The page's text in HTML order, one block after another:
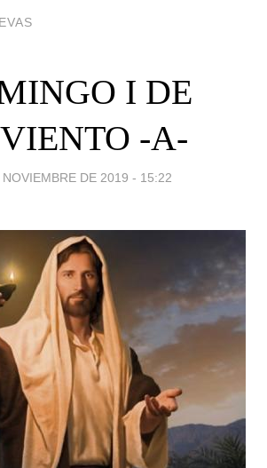
I DE
-A-
NOVIEMBRE DE 2019 - 15:22